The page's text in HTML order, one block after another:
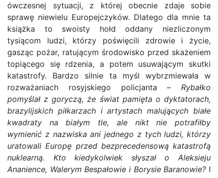
ówczesnej sytuacji, z której obecnie zdaje sobie
sprawę niewielu Europejczyków. Dlatego dla mnie ta
książka to swoisty hołd oddany niezliczonym
tysiącom ludzi, którzy poświęcili zdrowie i życie,
gasząc pożar, ratującym środowisko przed skażeniem
topiącego się rdzenia, a potem usuwającym skutki
katastrofy. Bardzo silnie ta myśl wybrzmiewała w
rozważaniach rosyjskiego policjanta – Rybałko
pomyślał z goryczą, że świat pamięta o dyktatorach,
brazylijskich piłkarzach i artystach malujących białe
kwadraty na białym tle, ale nikt nie potrafiłby
wymienić z nazwiska ani jednego z tych ludzi, którzy
uratowali Europę przed bezprecedensową katastrofą
nuklearną. Kto kiedykolwiek słyszał o Aleksieju
Ananience, Walerym Bespałowie i Borysie Baranowie? I